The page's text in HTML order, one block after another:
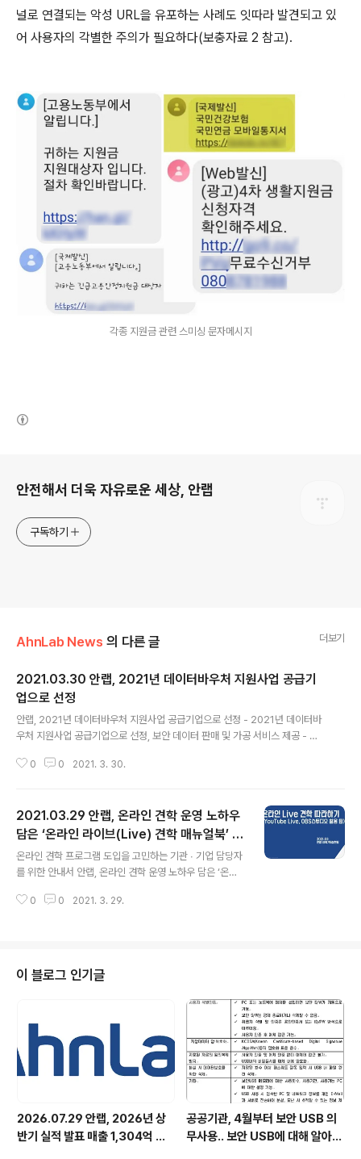
널로 연결되는 악성 URL을 유포하는 사례도 잇따라 발견되고 있
어 사용자의 각별한 주의가 필요하다(보충자료 2 참고).
각종 지원금 관련 스미싱 문자메시지
안전해서 더욱 자유로운 세상, 안랩
구독하기
AhnLab News 의 다른 글 더보기
2021.03.30 안랩, 2021년 데이터바우처 지원사업 공급기
업으로 선정
안랩, 2021년 데이터바우처 지원사업 공급기업으로 선정 - 2021년 데이터바
우처 지원사업 공급기업으로 선정, 보안 데이터 판매 및 가공 서비스 제공 - 데
서 ▲구간별 유입 객체 분석 데이터 - 데이터 가공 부문: ▲안랩 솔루션을 이용
템 이용해 신청 가능 데이터바우처 지원사업으로 중소기업과 소상공인도 부담
없이 안랩의 보안 데이터와 분석 서비스를 이용할 수 있는 기회가 마련됐다. 안
랩(대표 강석균, www.ahnlab.com )이 2021년 데이터바우처 지원사업 공급
기업으..
0 0 2021. 3. 30.
2021.03.29 안랩, 온라인 견학 운영 노하우
담은 ‘온라인 라이브(Live) 견학 매뉴얼북’ 무
료 공개
온라인 견학 프로그램 도입을 고민하는 기관 ∙ 기업 담당자
를 위한 안내서 안랩, 온라인 견학 운영 노하우 담은 ‘온라
생 이후부터 1년간 온라인 라이브 견학 진행하며 축적한 라
되면서, 코로나19 감염 위험을 방지하면서도 견학 수요를
충족시킬 수 있는 비대면 온라인 견학 프로그램에 대한 수
요가 높아지고 있다. 안랩(대표 강석균, www.ahnlab.co
m)이 코로나19 발생 이후 국내에서 가장 먼저(2020년 3
월) 온라인 라이브 견학 프로그램을 운영하며 쌓은 ..
0 0 2021. 3. 29.
이 블로그 인기글
2026.07.29 안랩, 2026년 상
반기 실적 발표 매출 1,304억 원,
공공기관, 4월부터 보안 USB 의
무사용.. 보안 USB에 대해 알아봅